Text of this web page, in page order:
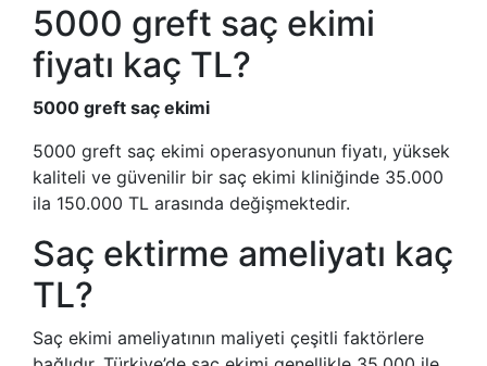
5000 greft saç ekimi
fiyatı kaç TL?
5000 greft saç ekimi
5000 greft saç ekimi operasyonunun fiyatı, yüksek
kaliteli ve güvenilir bir saç ekimi kliniğinde 35.000
ila 150.000 TL arasında değişmektedir.
Saç ektirme ameliyatı kaç
TL?
Saç ekimi ameliyatının maliyeti çeşitli faktörlere